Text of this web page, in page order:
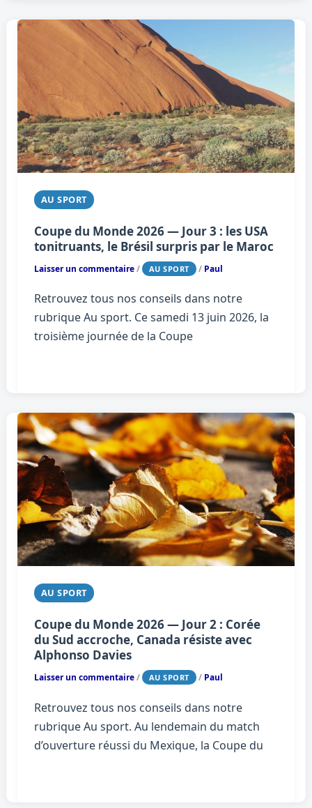
AU SPORT
Coupe du Monde 2026 — Jour 3 : les USA
tonitruants, le Brésil surpris par le Maroc
Laisser un commentaire/ AU SPORT / Paul
Retrouvez tous nos conseils dans notre
rubrique Au sport. Ce samedi 13 juin 2026, la
troisième journée de la Coupe
AU SPORT
Coupe du Monde 2026 — Jour 2 : Corée
du Sud accroche, Canada résiste avec
Alphonso Davies
Laisser un commentaire/ AU SPORT / Paul
Retrouvez tous nos conseils dans notre
rubrique Au sport. Au lendemain du match
d’ouverture réussi du Mexique, la Coupe du